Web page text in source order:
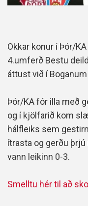
Okkar konur í Þór/
4.umferð Bestu
áttust við í Boganum
Þór/KA fór illa með
og í kjölfarið kom
hálfleiks sem
ítrasta og gerðu þrjú
vann leikinn 0-3.
Smelltu hér til að